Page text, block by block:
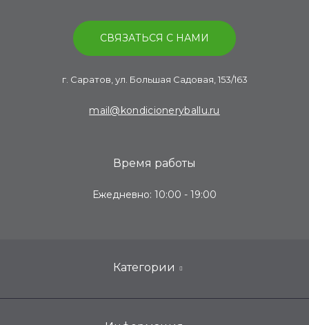
СВЯЗАТЬСЯ С НАМИ
г. Саратов, ул. Большая Садовая, 153/163
mail@kondicioneryballu.ru
Категории
Время работы
Ежедневно: 10:00 - 19:00